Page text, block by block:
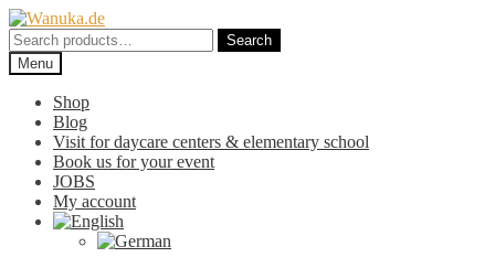
Skip
to
navigation
Skip
to
content
Search
for:
Search
Menu
Shop
Blog
Visit for daycare centers & elementary school
Book us for your event
JOBS
My account